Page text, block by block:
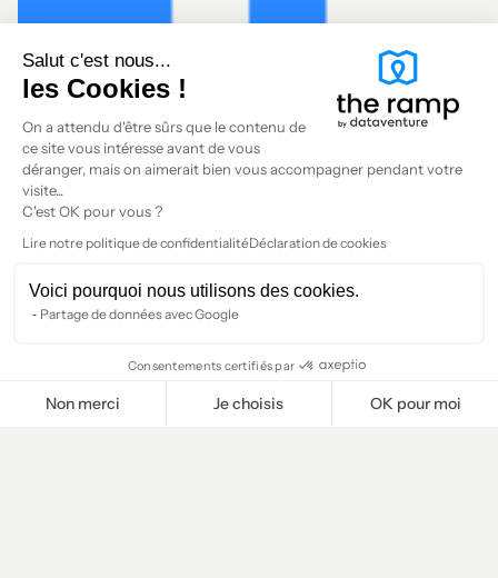
Salut c'est nous...
les Cookies !
On a attendu d'être sûrs que le contenu de
ce site vous intéresse avant de vous
déranger, mais on aimerait bien vous accompagner pendant votre
visite...
C'est OK pour vous ?
Lire notre politique de confidentialitéDéclaration de cookies
Voici pourquoi nous utilisons des cookies.
Partage de données avec Google
Consentements certifiés par
Non merci Je choisis OK pour moi